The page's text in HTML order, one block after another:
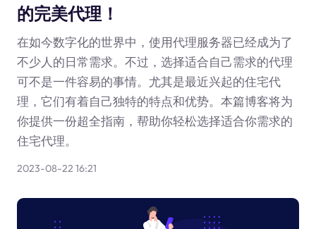
的完美代理！
在如今数字化的世界中，使用代理服务器已经成为了
不少人的日常需求。不过，选择适合自己需求的代理
可不是一件容易的事情。尤其是最近兴起的住宅代
理，它们有着自己独特的特点和优势。本篇博客将为
你提供一份超全指南，帮助你轻松选择适合你需求的
住宅代理。
2023-08-22 16:21